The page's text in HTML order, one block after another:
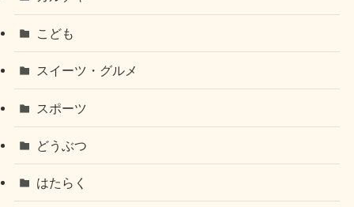
こども
スイーツ・グルメ
スポーツ
どうぶつ
はたらく